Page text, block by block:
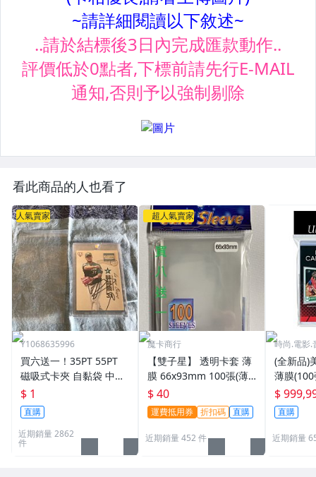
看此商品的人也看了
人氣賣家
Y1068635996
買六送一！35PT 55PT
磁吸式卡夾 自黏袋 中華
職棒球員卡 遊戲王 寶可
夢PTCG 漫威 ultra pro
可用
$ 1
直購
近期銷量 2862
件
超人氣賣家
魔卡商行
【雙子星】 透明卡套 薄
膜 66x93mm 100張(薄)
適用 BBM MLB Topps C
PBL 球員卡
$ 40
運費抵用券 折扣碼 直購
近期銷量 452 件
時尚.電影.
(全新品)
薄膜
次到貨
$
直購
近期銷量